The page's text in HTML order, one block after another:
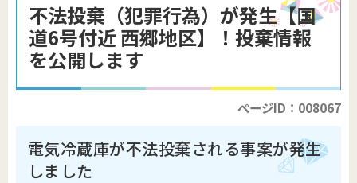
不法投棄（犯罪行為）が発生【国
道6号付近 西郷地区】！投棄情報
を公開します
ページID：008067
電気冷蔵庫が不法投棄される事案が発生
しました